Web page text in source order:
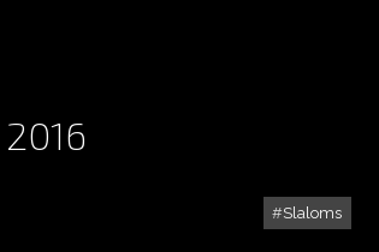
Slaloms
DU CASTELLET 30-31 JUILLET 2016